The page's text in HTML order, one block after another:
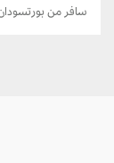
سافر من بورتسودان